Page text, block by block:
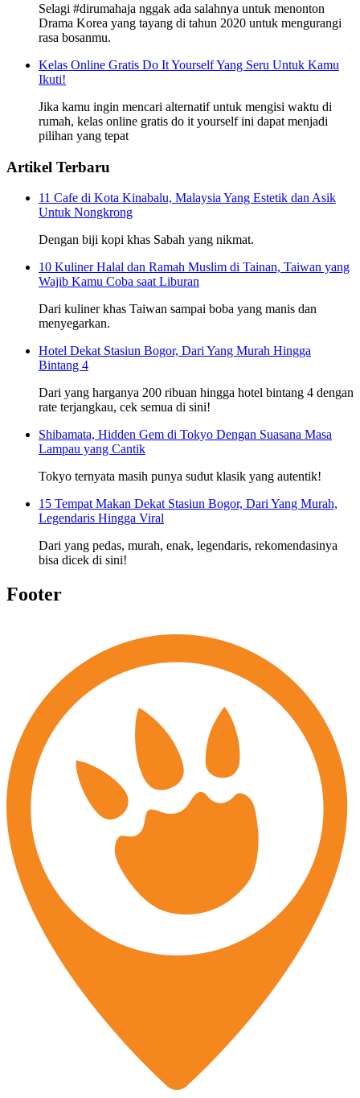
Selagi #dirumahaja nggak ada salahnya untuk menonton
Drama Korea yang tayang di tahun 2020 untuk mengurangi
rasa bosanmu.
Kelas Online Gratis Do It Yourself Yang Seru Untuk Kamu
Ikuti!
Jika kamu ingin mencari alternatif untuk mengisi waktu di
rumah, kelas online gratis do it yourself ini dapat menjadi
pilihan yang tepat
Artikel Terbaru
11 Cafe di Kota Kinabalu, Malaysia Yang Estetik dan Asik
Untuk Nongkrong
Dengan biji kopi khas Sabah yang nikmat.
10 Kuliner Halal dan Ramah Muslim di Tainan, Taiwan yang
Wajib Kamu Coba saat Liburan
Dari kuliner khas Taiwan sampai boba yang manis dan
menyegarkan.
Hotel Dekat Stasiun Bogor, Dari Yang Murah Hingga
Bintang 4
Dari yang harganya 200 ribuan hingga hotel bintang 4 dengan
rate terjangkau, cek semua di sini!
Shibamata, Hidden Gem di Tokyo Dengan Suasana Masa
Lampau yang Cantik
Tokyo ternyata masih punya sudut klasik yang autentik!
15 Tempat Makan Dekat Stasiun Bogor, Dari Yang Murah,
Legendaris Hingga Viral
Dari yang pedas, murah, enak, legendaris, rekomendasinya
bisa dicek di sini!
Footer